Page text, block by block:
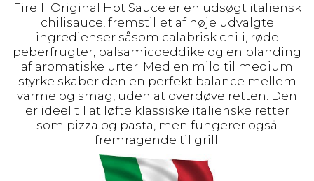
Firelli Original Hot Sauce er en udsøgt italiensk
chilisauce, fremstillet af nøje udvalgte
ingredienser såsom calabrisk chili, røde
peberfrugter, balsamicoeddike og en blanding
af aromatiske urter. Med en mild til medium
styrke skaber den en perfekt balance mellem
varme og smag, uden at overdøve retten. Den
er ideel til at løfte klassiske italienske retter
som pizza og pasta, men fungerer også
fremragende til grill.